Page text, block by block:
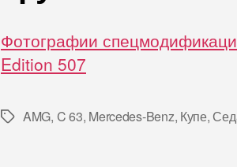
Фотографии
Edition 507
МеткиAMG, C 63, Mercedes-Benz, Купе,